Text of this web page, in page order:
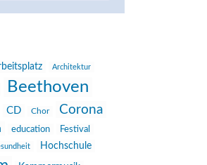
Architektur
Beethoven
CD Chor Corona
education
Festival
Hochschule